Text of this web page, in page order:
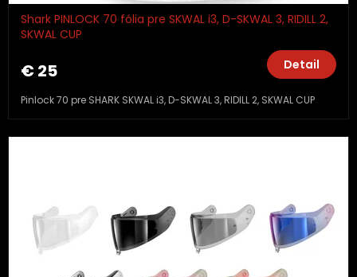
Shark PINLOCK 70 fólia pre SKWAL i3, D-SKWAL 3, RIDILL 2,
SKWAL CUP
€ 25 Detail
Pinlock 70 pre SHARK SKWAL i3, D-SKWAL 3, RIDILL 2, SKWAL CUP